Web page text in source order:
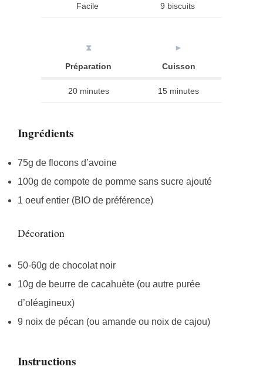
Facile 9 biscuits
⧗
Préparation
►
Cuisson
20 minutes 15 minutes
Ingrédients
75g de flocons d’avoine
100g de compote de pomme sans sucre ajouté
1 oeuf entier (BIO de préférence)
Décoration
50-60g de chocolat noir
10g de beurre de cacahuète (ou autre purée
d’oléagineux)
9 noix de pécan (ou amande ou noix de cajou)
Instructions